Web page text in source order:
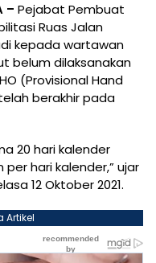
– Pejabat Pembuat
Ruas Jalan
kepada wartawan
belum dilaksanakan
(Provisional Hand
berakhir pada
20 hari kalender
hari kalender,” ujar
12 Oktober 2021.
Artikel